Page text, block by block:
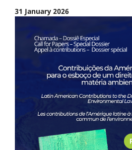
31 January 2026